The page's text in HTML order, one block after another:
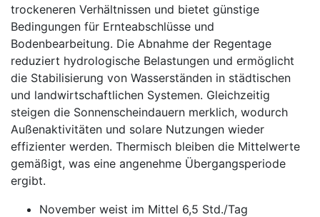
trockeneren Verhältnissen und bietet günstige
Bedingungen für Ernteabschlüsse und
Bodenbearbeitung. Die Abnahme der Regentage
reduziert hydrologische Belastungen und ermöglicht
die Stabilisierung von Wasserständen in städtischen
und landwirtschaftlichen Systemen. Gleichzeitig
steigen die Sonnenscheindauern merklich, wodurch
Außenaktivitäten und solare Nutzungen wieder
effizienter werden. Thermisch bleiben die Mittelwerte
gemäßigt, was eine angenehme Übergangsperiode
ergibt.
November weist im Mittel 6,5 Std./Tag